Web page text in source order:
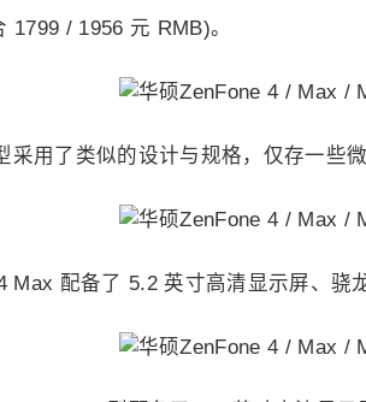
1799 / 1956 元 RMB)。
采用了类似的设计与规格，仅存一些微
Max 配备了 5.2 英寸高清显示屏、骁